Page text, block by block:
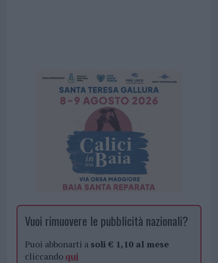
Vuoi rimuovere le pubblicità nazionali?
Puoi abbonarti a soli € 1,10 al mese
cliccando qui